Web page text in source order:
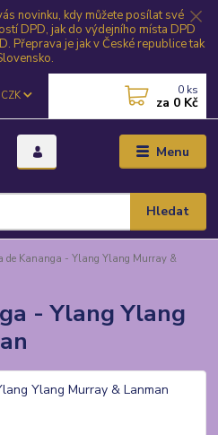
novinku, kdy můžete posílat své
DPD, jak do výdejního místa DPD
Přeprava je jak v České republice tak
Menu
CZK
Hledat
0 ks
za 0 Kč
de Kananga - Ylang Ylang Murray &
- Ylang Ylang